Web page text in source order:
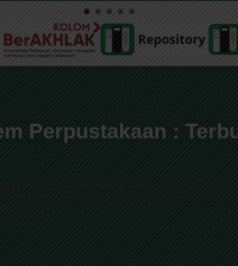
Perpustakaan :
dari integral dari misi kami untuk mendukung pembelajaran
jurnal, artikel, dan sumber daya elektronik yang luas, yang
lagi.